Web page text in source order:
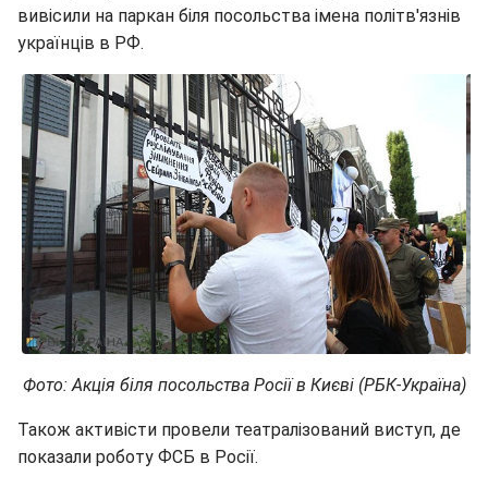
вивісили на паркан біля посольства імена політв'язнів
українців в РФ.
Фото: Акція біля посольства Росії в Києві (РБК-Україна)
Також активісти провели театралізований виступ, де
показали роботу ФСБ в Росії.